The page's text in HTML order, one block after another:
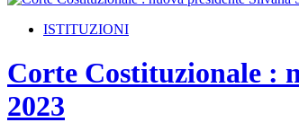
ISTITUZIONI
Corte Costituzionale :
2023